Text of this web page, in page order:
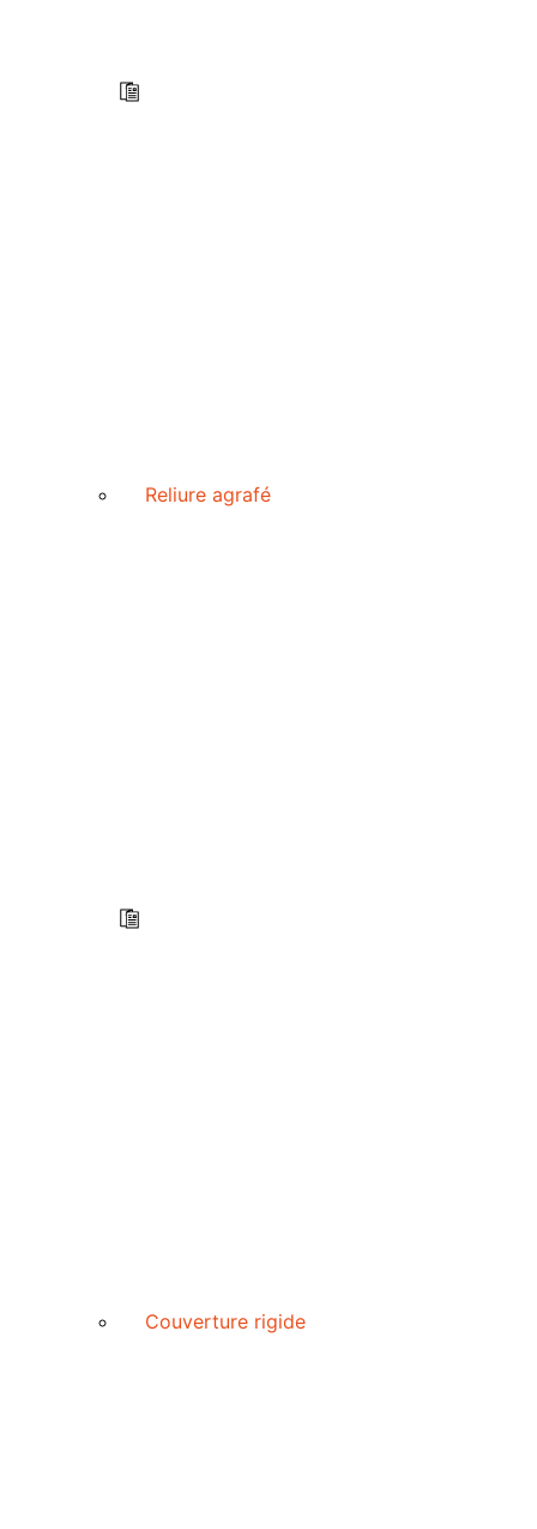
Reliure agrafé
Couverture rigide